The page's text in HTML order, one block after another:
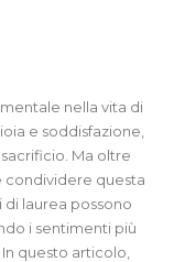
nella vita di
e soddisfazione,
Ma oltre
condividere questa
di laurea possono
i sentimenti più
questo articolo,